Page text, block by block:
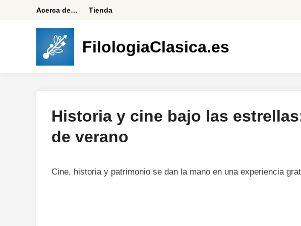
Acerca de… Tienda
FilologiaClasica.es
Historia y cine bajo las
de verano
Cine, historia y patrimonio se dan la mano en una experiencia